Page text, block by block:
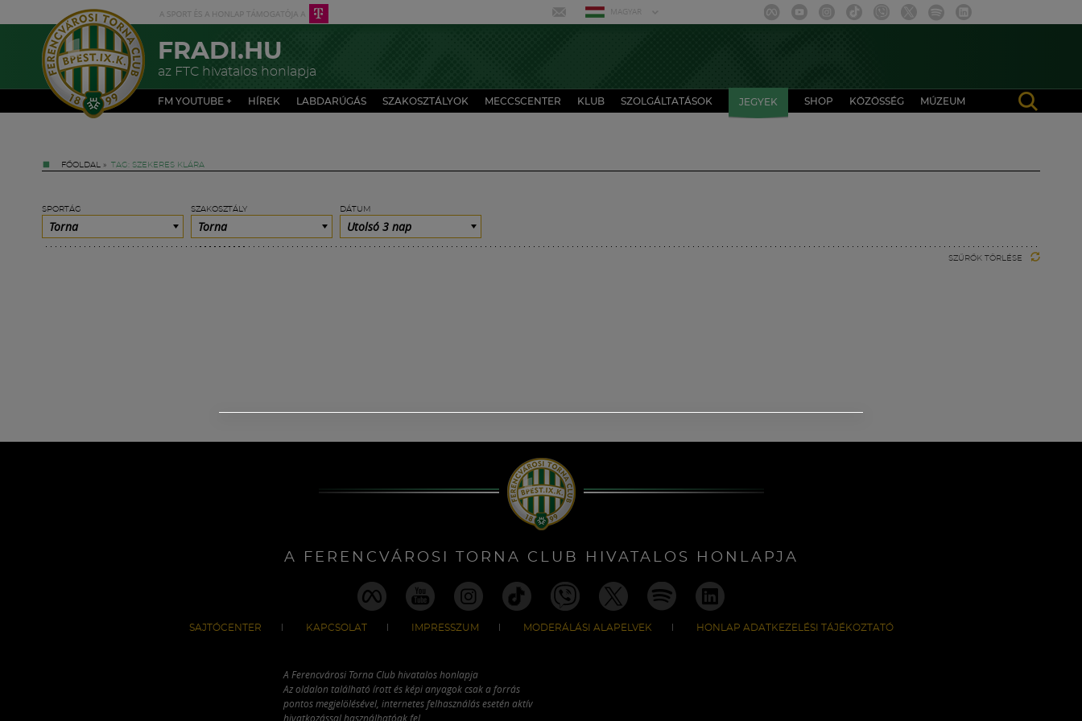
MAGYAR
FRADI.HU
az FTC hivatalos honlapja
FM YOUTUBE + HÍREK LABDARÚGÁS SZAKOSZTÁLYOK MECCSCENTER KLUB SZOLGÁLTATÁSOK JEGYEK SHOP KÖZÖSSÉG MÚZEUM
FŐOLDAL » TAG: SZEKERES KLÁRA
SPORTÁG
Torna
SZAKOSZTÁLY
Torna
DÁTUM
Utolsó 3 nap
SZŰRŐK TÖRLÉSE
A FERENCVÁROSI TORNA CLUB HIVATALOS HONLAPJA
SAJTÓCENTER KAPCSOLAT IMPRESSZUM MODERÁLÁSI ALAPELVEK HONLAP ADATKEZELÉSI TÁJÉKOZTATÓ
A Ferencvárosi Torna Club hivatalos honlapja
Az oldalon található írott és képi anyagok csak a forrás
pontos megjelölésével, internetes felhasználás esetén aktív
hivatkozással használhatóak fel.